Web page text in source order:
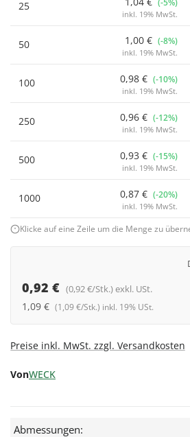
25 (-5%)
inkl. 19% MwSt.
50 1,00 € (-8%)
inkl. 19% MwSt.
100 0,98 € (-10%)
inkl. 19% MwSt.
250 0,96 € (-12%)
inkl. 19% MwSt.
500 0,93 € (-15%)
inkl. 19% MwSt.
1000 0,87 € (-20%)
inkl. 19% MwSt.
Klicke auf eine Zeile um die Menge zu
0,92 € (0,92 €/Stk.) exkl. USt.
1,09 € (1,09 €/Stk.) inkl. 19% USt.
Preise inkl. MwSt. zzgl. Versandkosten
VonWECK
Abmessungen: